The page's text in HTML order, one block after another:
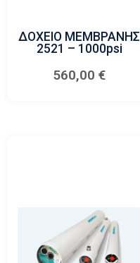
ΔΟΧΕΙΟ ΜΕΜΒΡΑΝΗΣ
2521 – 1000psi
560,00€